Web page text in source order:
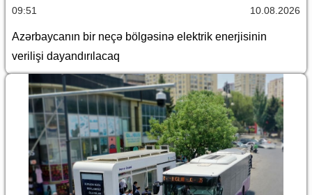
09:51 10.08.2026
Azərbaycanın bir neçə bölgəsinə elektrik enerjisinin
verilişi dayandırılacaq